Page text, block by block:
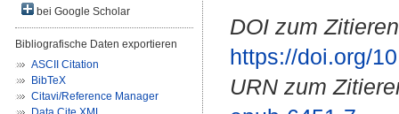
bei Google Scholar
Bibliografische Daten exportieren
ASCII Citation
BibTeX
Citavi/Reference Manager
DOI zum
https://doi.org/
URN zum